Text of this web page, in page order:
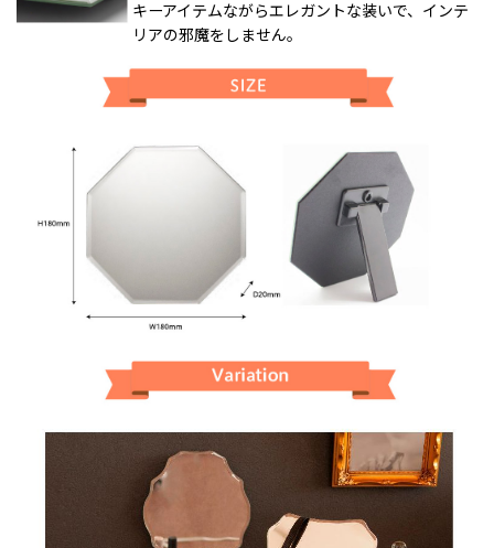
キーアイテムながらエレガントな装いで、インテ
リアの邪魔をしません。